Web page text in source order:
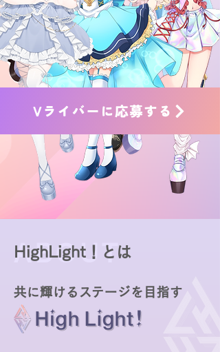
Vライバーに応募する
ABOUT
HighLight！とは
共に輝けるステージを目指す